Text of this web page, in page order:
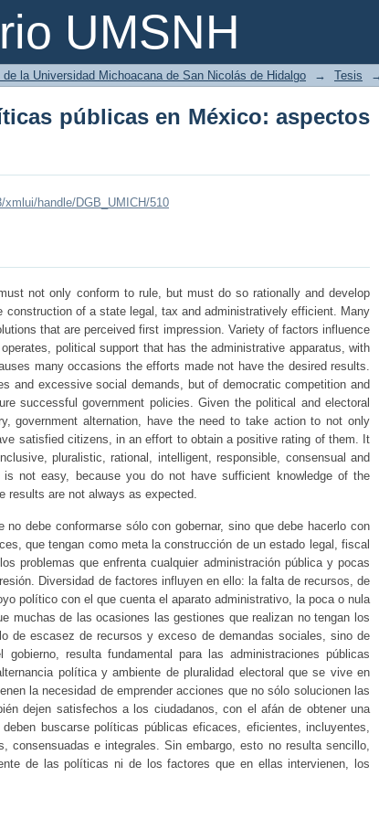
UMSNH
públicas en México: aspectos
la Universidad Michoacana de San Nicolás de Hidalgo → Tesis
públicas en México: aspectos
handle/DGB_UMICH/510
not only conform to rule, but must do so rationally and develop
of a state legal, tax and administratively efficient. Many
that are perceived first impression. Variety of factors influence
political support that has the administrative apparatus, with
many occasions the efforts made not have the desired results.
and excessive social demands, but of democratic competition and
successful government policies. Given the political and electoral
government alternation, have the need to take action to not only
satisfied citizens, in an effort to obtain a positive rating of them. It
pluralistic, rational, intelligent, responsible, consensual and
is not easy, because you do not have sufficient knowledge of the
results are not always as expected.
no debe conformarse sólo con gobernar, sino que debe hacerlo con
que tengan como meta la construcción de un estado legal, fiscal
problemas que enfrenta cualquier administración pública y pocas
Diversidad de factores influyen en ello: la falta de recursos, de
político con el que cuenta el aparato administrativo, la poca o nula
muchas de las ocasiones las gestiones que realizan no tengan los
de escasez de recursos y exceso de demandas sociales, sino de
resulta fundamental para las administraciones públicas
política y ambiente de pluralidad electoral que se vive en
la necesidad de emprender acciones que no sólo solucionen las
dejen satisfechos a los ciudadanos, con el afán de obtener una
buscarse políticas públicas eficaces, eficientes, incluyentes,
consensuadas e integrales. Sin embargo, esto no resulta sencillo,
de las políticas ni de los factores que en ellas intervienen, los